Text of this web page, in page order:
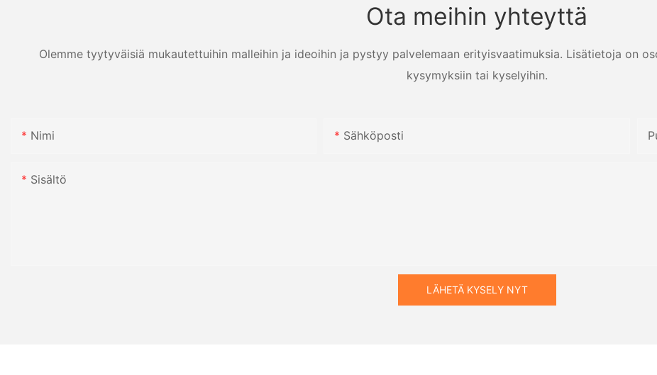
Ota meihin yhteyttä
Olemme tyytyväisiä mukautettuihin malleihin ja ideoihin ja pystyy palvelemaan erityisvaatimuksia. Lisätietoja on
kysymyksiin tai kyselyihin.
Nimi Sähköposti
Sisältö
LÄHETÄ KYSELY NYT